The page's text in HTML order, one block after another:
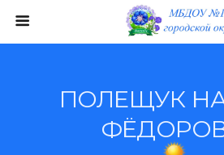
ПОЛЕЩУК